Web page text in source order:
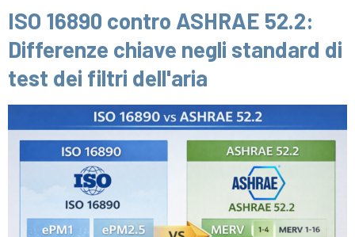
ISO 16890 contro ASHRAE 52.2:
Differenze chiave negli standard di
test dei filtri dell'aria